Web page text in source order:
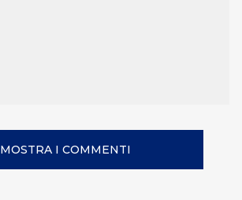
MOSTRA I COMMENTI